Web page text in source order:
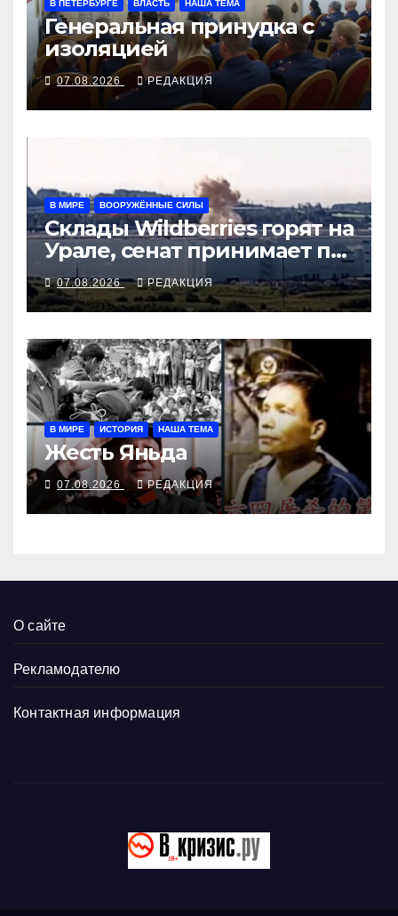
В ПЕТЕРБУРГЕ ВЛАСТЬ НАША ТЕМА
Генеральная принудка с
изоляцией
07.08.2026 РЕДАКЦИЯ
В МИРЕ ВООРУЖЁННЫЕ СИЛЫ
Склады Wildberries горят на
Урале, сенат принимает по
Грэму закон
07.08.2026 РЕДАКЦИЯ
В МИРЕ ИСТОРИЯ НАША ТЕМА
Жесть Яньда
07.08.2026 РЕДАКЦИЯ
О сайте
Рекламодателю
Контактная информация